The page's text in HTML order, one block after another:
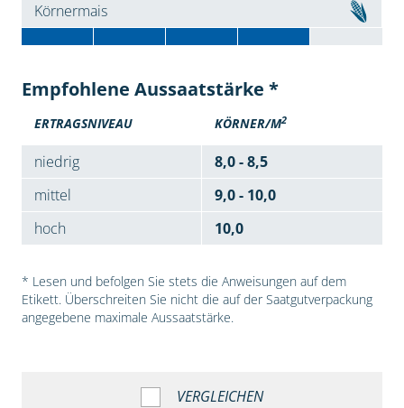
Körnermais
Empfohlene Aussaatstärke *
ERTRAGSNIVEAU KÖRNER/M2
niedrig
8,0 - 8,5
mittel
9,0 - 10,0
hoch
10,0
* Lesen und befolgen Sie stets die Anweisungen auf dem
Etikett. Überschreiten Sie nicht die auf der Saatgutverpackung
angegebene maximale Aussaatstärke.
VERGLEICHEN